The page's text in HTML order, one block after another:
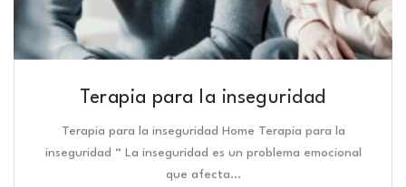
Terapia para la inseguridad
Terapia para la inseguridad Home Terapia para la
inseguridad “ La inseguridad es un problema emocional
que afecta…